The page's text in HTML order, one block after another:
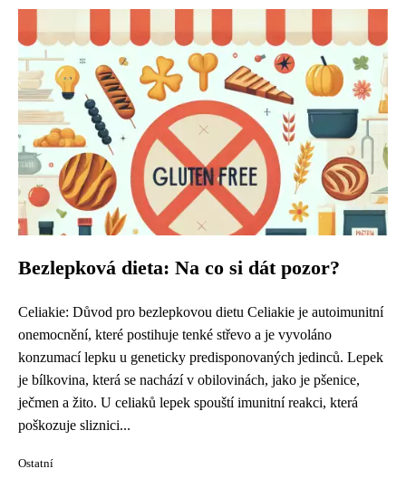
Bezlepková dieta: Na co si dát pozor?
Celiakie: Důvod pro bezlepkovou dietu Celiakie je autoimunitní
onemocnění, které postihuje tenké střevo a je vyvoláno
konzumací lepku u geneticky predisponovaných jedinců. Lepek
je bílkovina, která se nachází v obilovinách, jako je pšenice,
ječmen a žito. U celiaků lepek spouští imunitní reakci, která
poškozuje sliznici...
Ostatní